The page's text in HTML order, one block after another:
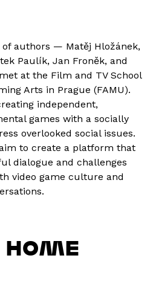
authors — Matěj Hložánek,
Paulík, Jan Froněk, and
at the Film and TV School
Arts in Prague (FAMU).
independent,
games with a socially
overlooked social issues.
to create a platform that
dialogue and challenges
video game culture and
HOME